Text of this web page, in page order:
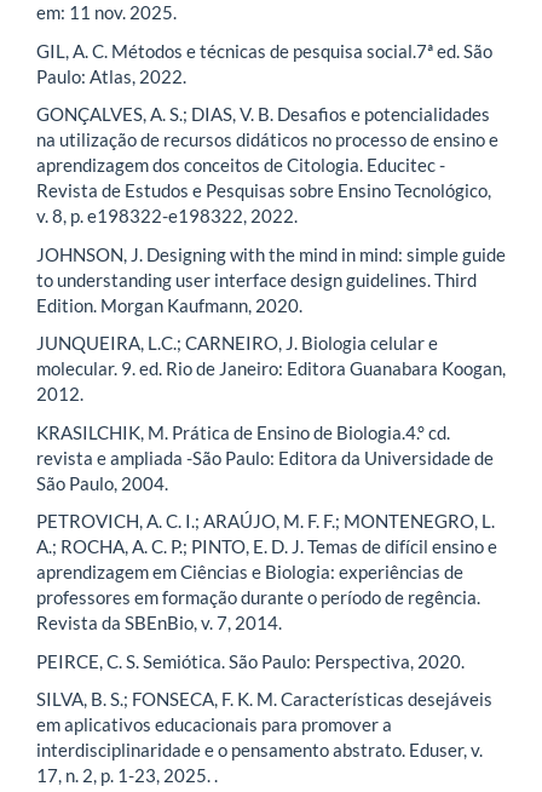
em: 11 nov. 2025.
GIL, A. C. Métodos e técnicas de pesquisa social.7ª ed. São
Paulo: Atlas, 2022.
GONÇALVES, A. S.; DIAS, V. B. Desafios e potencialidades
na utilização de recursos didáticos no processo de ensino e
aprendizagem dos conceitos de Citologia. Educitec -
Revista de Estudos e Pesquisas sobre Ensino Tecnológico,
v. 8, p. e198322-e198322, 2022.
JOHNSON, J. Designing with the mind in mind: simple guide
to understanding user interface design guidelines. Third
Edition. Morgan Kaufmann, 2020.
JUNQUEIRA, L.C.; CARNEIRO, J. Biologia celular e
molecular. 9. ed. Rio de Janeiro: Editora Guanabara Koogan,
2012.
KRASILCHIK, M. Prática de Ensino de Biologia.4.° cd.
revista e ampliada -São Paulo: Editora da Universidade de
São Paulo, 2004.
PETROVICH, A. C. I.; ARAÚJO, M. F. F.; MONTENEGRO, L.
A.; ROCHA, A. C. P.; PINTO, E. D. J. Temas de difícil ensino e
aprendizagem em Ciências e Biologia: experiências de
professores em formação durante o período de regência.
Revista da SBEnBio, v. 7, 2014.
PEIRCE, C. S. Semiótica. São Paulo: Perspectiva, 2020.
SILVA, B. S.; FONSECA, F. K. M. Características desejáveis
em aplicativos educacionais para promover a
interdisciplinaridade e o pensamento abstrato. Eduser, v.
17, n. 2, p. 1-23, 2025. .